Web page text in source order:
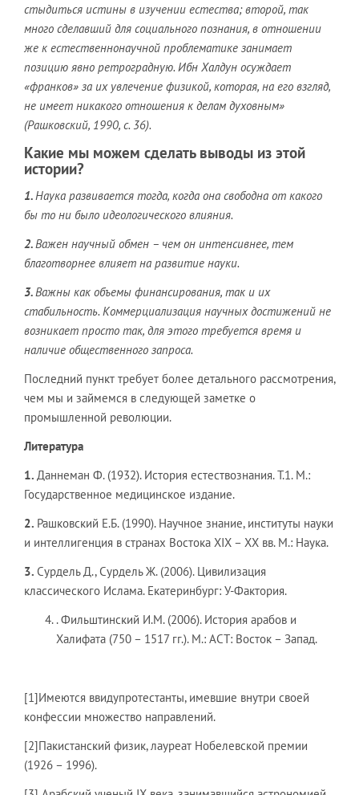
стыдиться истины в изучении естества; второй, так
много сделавший для социального познания, в отношении
же к естественнонаучной проблематике занимает
позицию явно ретроградную. Ибн Халдун осуждает
«франков» за их увлечение физикой, которая, на его взгляд,
не имеет никакого отношения к делам духовным»
(Рашковский, 1990, с. 36).
Какие мы можем сделать выводы из этой
истории?
1. Наука развивается тогда, когда она свободна от какого
бы то ни было идеологического влияния.
2.Важен научный обмен – чем он интенсивнее, тем
благотворнее влияет на развитие науки.
3.Важны как объемы финансирования, так и их
стабильность. Коммерциализация научных достижений не
возникает просто так, для этого требуется время и
наличие общественного запроса.
Последний пункт требует более детального рассмотрения,
чем мы и займемся в следующей заметке о
промышленной революции.
Литература
1. Даннеман Ф. (1932). История естествознания. Т.1. М.:
Государственное медицинское издание.
2. Рашковский Е.Б. (1990). Научное знание, институты науки
и интеллигенция в странах Востока XIX – XX вв. М.: Наука.
3. Сурдель Д., Сурдель Ж. (2006). Цивилизация
классического Ислама. Екатеринбург: У-Фактория.
. Фильштинский И.М. (2006). История арабов и
Халифата (750 – 1517 гг.). М.: АСТ: Восток – Запад.
[1]Имеются ввидупротестанты, имевшие внутри своей
конфессии множество направлений.
[2]Пакистанский физик, лауреат Нобелевской премии
(1926 – 1996).